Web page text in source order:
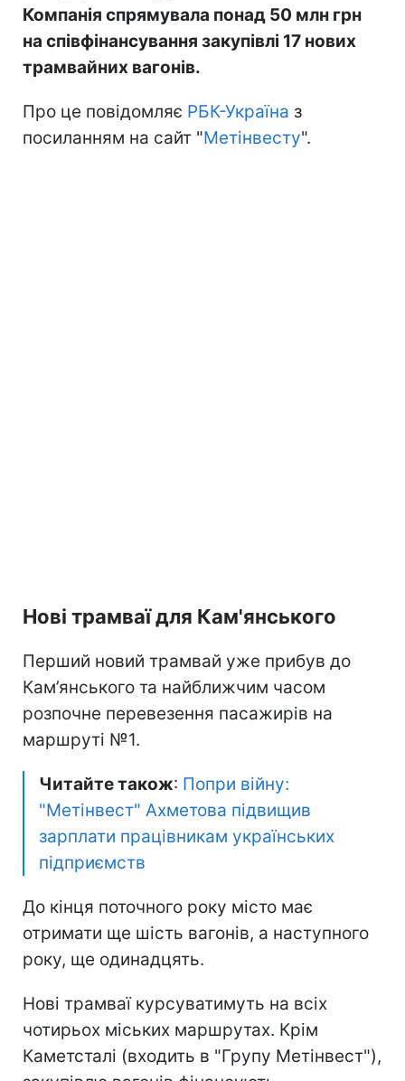
Компанія спрямувала понад 50 млн грн
на співфінансування закупівлі 17 нових
трамвайних вагонів.
Про це повідомляє РБК-Україна з
посиланням на сайт "Метінвесту".
Нові трамваї для Кам'янського
Перший новий трамвай уже прибув до
Кам’янського та найближчим часом
розпочне перевезення пасажирів на
маршруті №1.
Читайте також: Попри війну:
"Метінвест" Ахметова підвищив
зарплати працівникам українських
підприємств
До кінця поточного року місто має
отримати ще шість вагонів, а наступного
року, ще одинадцять.
Нові трамваї курсуватимуть на всіх
чотирьох міських маршрутах. Крім
Каметсталі (входить в "Групу Метінвест"),